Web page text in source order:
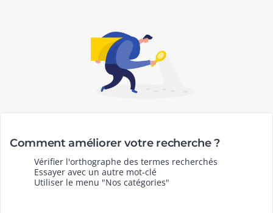
Comment améliorer votre recherche ?
Vérifier l'orthographe des termes recherchés
Essayer avec un autre mot-clé
Utiliser le menu "Nos catégories"